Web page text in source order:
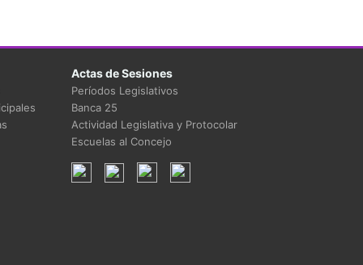
Actas de Sesiones
Períodos Legislativos
Banca 25
Actividad Legislativa y Protocolar
Escuelas al Concejo